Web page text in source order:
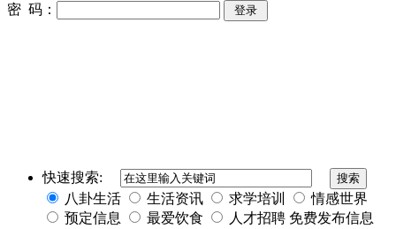
密 码：
快速搜索:
八卦生活
生活资讯 求学培训
情感世界
预定信息
最爱饮食 人才招聘 免费发布信息